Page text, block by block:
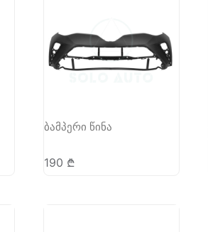
ბამპერი წინა
190 ₾